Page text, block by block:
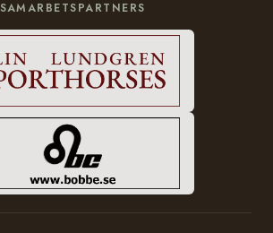
SAMARBETSPARTNERS